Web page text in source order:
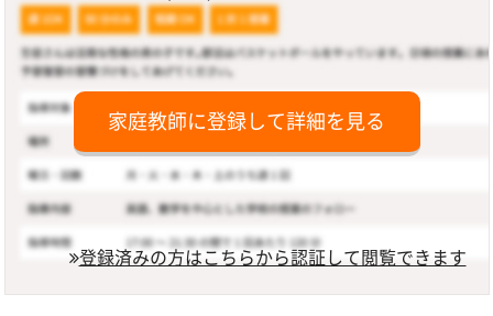
家庭教師に登録して詳細を見る
登録済みの方はこちらから認証して閲覧できます